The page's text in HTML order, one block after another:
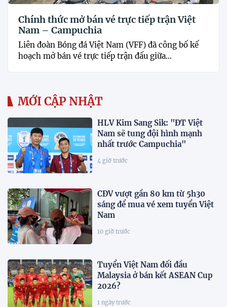
Chính thức mở bán vé trực tiếp trận Việt
Nam – Campuchia
Liên đoàn Bóng đá Việt Nam (VFF) đã công bố kế
hoạch mở bán vé trực tiếp trận đấu giữa...
MỚI CẬP NHẬT
HLV Kim Sang Sik: "ĐT Việt
Nam sẽ tung đội hình mạnh
nhất trước Campuchia"
4 giờ trước
CĐV vượt gần 80 km từ 5h30
sáng để mua vé xem tuyển Việt
Nam
10 giờ trước
Tuyển Việt Nam đối đầu
Malaysia ở bán kết ASEAN Cup
2026?
1 ngày trước